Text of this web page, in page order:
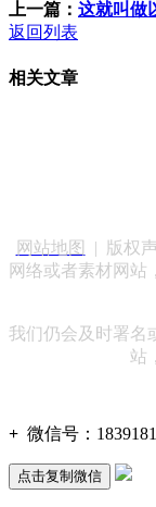
上一篇： 这就叫做
返回列表
相关文章
网站地图
| 版权
网络或者素材网站
我们仍会及时署名
站
+ 微信号：
点击复制微信